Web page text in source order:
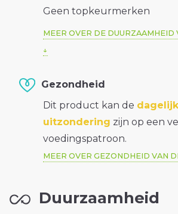
Geen topkeurmerken
MEER OVER DE DUURZAAMHEID
Gezondheid
Dit product kan de
uitzondering zijn op een
voedingspatroon.
MEER OVER GEZONDHEID VAN
Duurzaamheid